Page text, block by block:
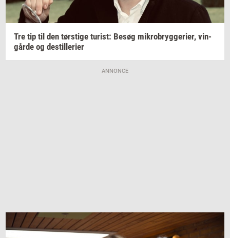
Tre tip til den tørsti­ge turist: Besøg mi­kro­bryg­ge­ri­er, vin­
går­de og destil­le­ri­er
ANNONCE